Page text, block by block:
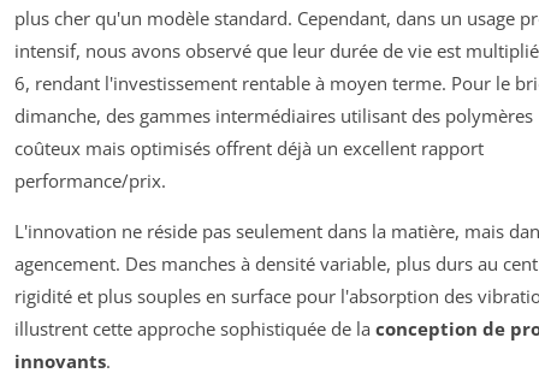
plus cher qu'un modèle standard. Cependant, dans un usage
intensif, nous avons observé que leur durée de vie est
6, rendant l'investissement rentable à moyen terme. Pour le
dimanche, des gammes intermédiaires utilisant des polymères
coûteux mais optimisés offrent déjà un excellent rapport
performance/prix.
L'innovation ne réside pas seulement dans la matière, mais
agencement. Des manches à densité variable, plus durs au
rigidité et plus souples en surface pour l'absorption des
illustrent cette approche sophistiquée de la conception de
innovants.